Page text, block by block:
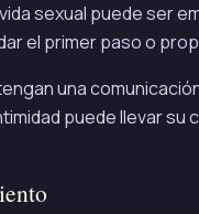
sexual puede ser
el primer paso o
una
puede llevar